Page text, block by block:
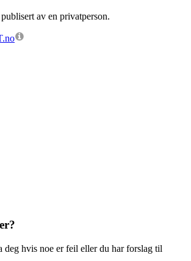
av en privatperson.
hvis noe er feil eller du har forslag til